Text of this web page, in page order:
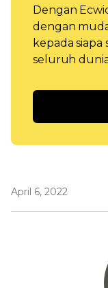
Dengan
dengan
kepada
seluruh
April 6, 2022